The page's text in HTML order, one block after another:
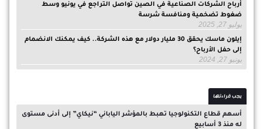
أرباح الشركات الصناعية في الصين تواصل التراجع في يونيو وسط
ضغوط تضخمية ومنافسة شرسة
يوليو 27, 2025
إيلون ماسك يحقق 30 مليار دولار مع هذه الشركة.. كيف يمكنك الانضمام
إلى حفل الأرباح؟
يونيو 27, 2024
يجب قراءتها
أسهم قطاع التكنولوجيا تهبط بالمؤشر الياباني “نيكاي” إلى أدنى مستوى
له منذ 3 أسابيع